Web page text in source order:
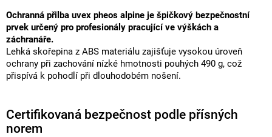
Ochranná přilba uvex pheos alpine je špičkový bezpečnostní
prvek určený pro profesionály pracující ve výškách a
záchranáře.
Lehká skořepina z ABS materiálu zajišťuje vysokou úroveň
ochrany při zachování nízké hmotnosti pouhých 490 g, což
přispívá k pohodlí při dlouhodobém nošení.
Certifikovaná bezpečnost podle přísných
norem